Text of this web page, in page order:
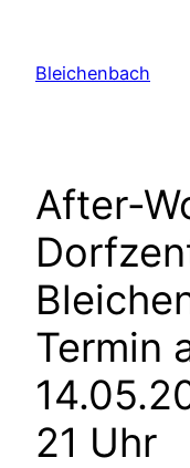
springen
Bleichenbach
After-
Termin
21 Uhr